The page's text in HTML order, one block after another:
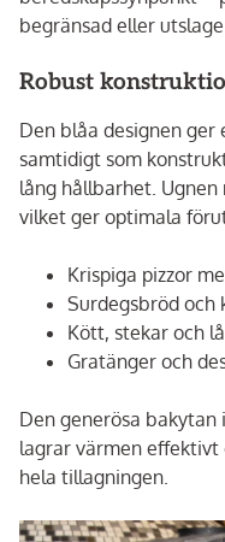
begränsad eller
Robust
Den blåa designen
samtidigt som
lång hållbarhet.
vilket ger optimala
Krispiga pizzor
Surdegsbröd och
Kött, stekar och
Gratänger och
Den generösa
lagrar värmen
hela tillagningen.